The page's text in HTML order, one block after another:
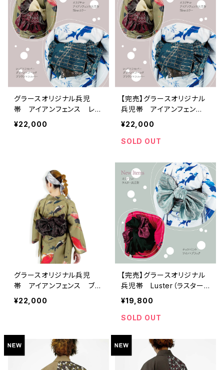
グラースオリジナル兵児
帯 アイアンフェンス レッ
ド×シルバー ポリエステル
100％
¥22,000
【完売】グラースオリジナル
兵児帯 アイアンフェン
ス グリーン×ゴールド ポ
リエステル100％
¥22,000
SOLD OUT
グラースオリジナル兵児
帯 アイアンフェンス ブラ
ウン×シルバー ポリエステ
ル100％
¥22,000
【完売】グラースオリジナル
兵児帯 Luster（ラスター）
チョコ×ミント ポリエステ
ル100％
¥19,800
SOLD OUT